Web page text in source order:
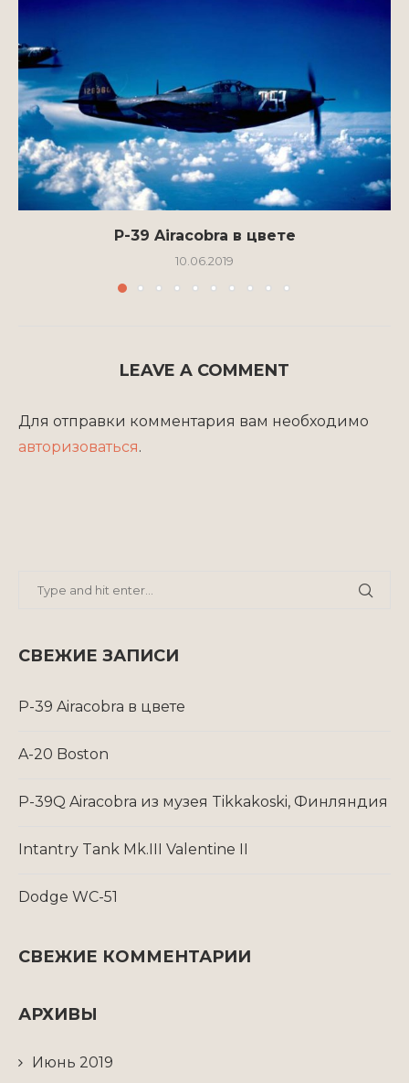
P-39 Airacobra в цвете
10.06.2019
LEAVE A COMMENT
Для отправки комментария вам необходимо
авторизоваться.
СВЕЖИЕ ЗАПИСИ
P-39 Airacobra в цвете
A-20 Boston
P-39Q Airacobra из музея Tikkakoski, Финляндия
Intantry Tank Mk.III Valentine II
Dodge WC-51
СВЕЖИЕ КОММЕНТАРИИ
АРХИВЫ
Июнь 2019